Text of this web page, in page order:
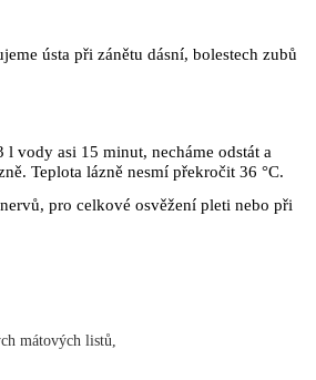
ústa při zánětu dásní, bolestech zubů
vody asi 15 minut, necháme odstát a
Teplota lázně nesmí překročit 36 °C.
pro celkové osvěžení pleti nebo při
mátových listů,